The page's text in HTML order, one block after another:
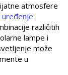
atmosfere
različitih
lampe i
može
u